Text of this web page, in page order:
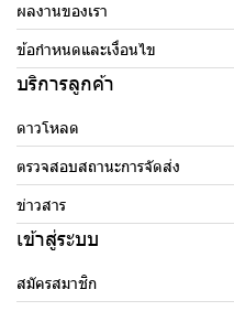
ผลงานของเรา
ข้อกำหนดและเงื่อนไข
บริการลูกค้า
ดาวโหลด
ตรวจสอบสถานะการจัดส่ง
ข่าวสาร
เข้าสู่ระบบ
สมัครสมาชิก